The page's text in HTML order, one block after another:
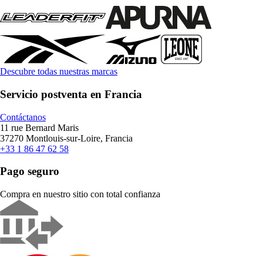
Descubre todas nuestras marcas
Servicio postventa en Francia
Contáctanos
11 rue Bernard Maris
37270 Montlouis-sur-Loire, Francia
+33 1 86 47 62 58
Pago seguro
Compra en nuestro sitio con total confianza